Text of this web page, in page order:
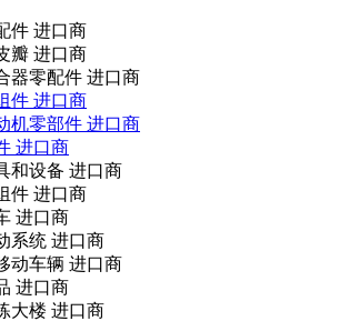
件 进口商
瓣 进口商
器零配件 进口商
件 进口商
机零部件 进口商
进口商
和设备 进口商
件 进口商
进口商
系统 进口商
动车辆 进口商
进口商
大楼 进口商